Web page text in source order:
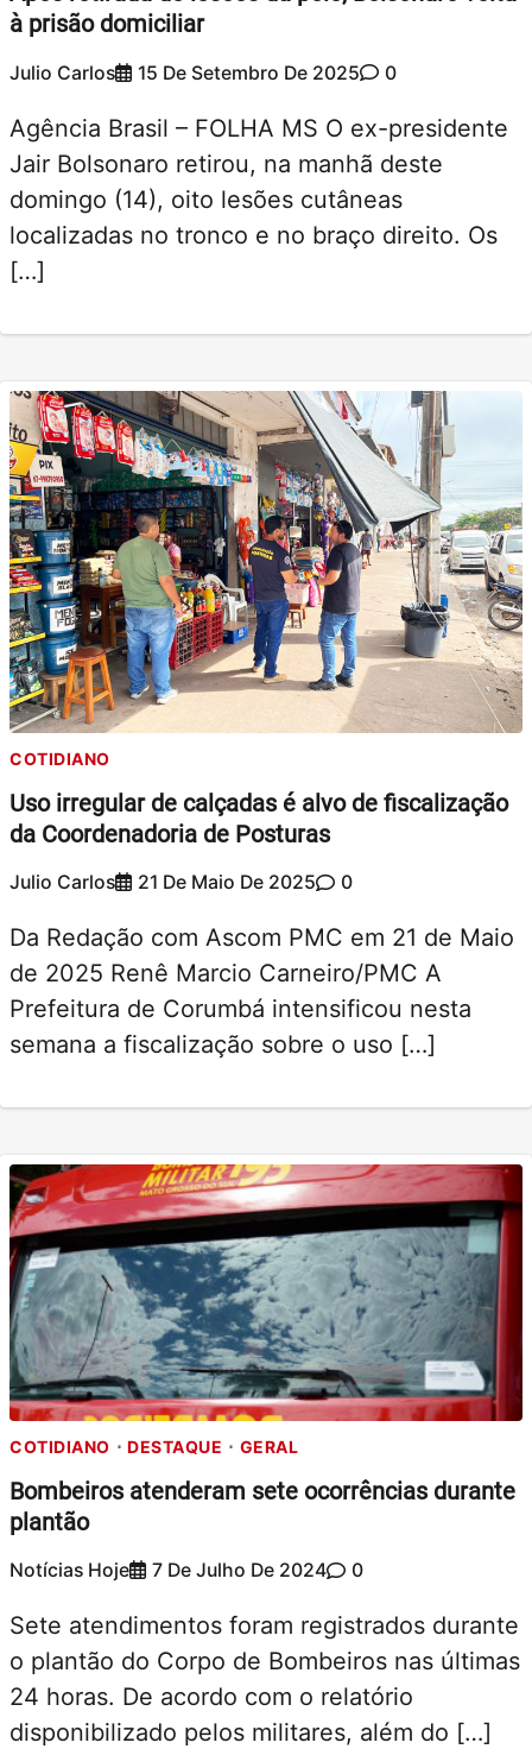
à prisão domiciliar
Julio Carlos 15 De Setembro De 2025 0
Agência Brasil – FOLHA MS O ex-presidente
Jair Bolsonaro retirou, na manhã deste
domingo (14), oito lesões cutâneas
localizadas no tronco e no braço direito. Os
[…]
COTIDIANO
Uso irregular de calçadas é alvo de fiscalização
da Coordenadoria de Posturas
Julio Carlos 21 De Maio De 2025 0
Da Redação com Ascom PMC em 21 de Maio
de 2025 Renê Marcio Carneiro/PMC A
Prefeitura de Corumbá intensificou nesta
semana a fiscalização sobre o uso […]
COTIDIANO DESTAQUE GERAL
Bombeiros atenderam sete ocorrências durante
plantão
Notícias Hoje 7 De Julho De 2024 0
Sete atendimentos foram registrados durante
o plantão do Corpo de Bombeiros nas últimas
24 horas. De acordo com o relatório
disponibilizado pelos militares, além do […]